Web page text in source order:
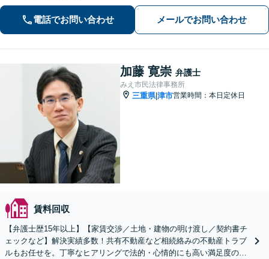
電話でお問い合わせ メールでお問い合わせ
加藤 寛崇 弁護士
みえ市民法律事務所
三重県|津市営業時間：本日定休日
賃料回収
【弁護士歴15年以上】【家賃交渉／土地・建物の明け渡し／契約書チ
ェックなど】解決実績多数！共有不動産など相続絡みの不動産トラブ
ルもお任せを。丁寧なヒアリングで法的・心情的にも高い満足度の解